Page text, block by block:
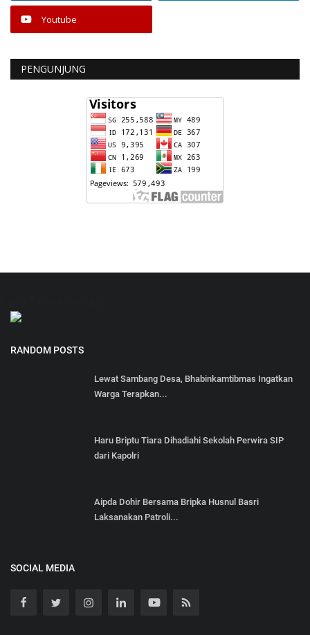
Youtube
PENGUNJUNG
RANDOM POSTS
Lewat Sambang Desa, Bhabinkamtibmas Ingatkan
Warga Terapkan...
Haru Briptu Tiara Dihadiahi Sekolah Perwira SIP
dari Kapolri
Aipda Dohir Bersama Bripka Husnul Basri
Laksanakan Patroli...
SOCIAL MEDIA